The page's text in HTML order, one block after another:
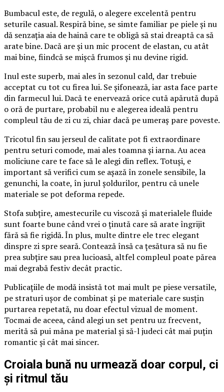
Bumbacul este, de regulă, o alegere excelentă pentru
seturile casual. Respiră bine, se simte familiar pe piele și nu
dă senzația aia de haină care te obligă să stai dreaptă ca să
arate bine. Dacă are și un mic procent de elastan, cu atât
mai bine, fiindcă se mișcă frumos și nu devine rigid.
Inul este superb, mai ales în sezonul cald, dar trebuie
acceptat cu tot cu firea lui. Se șifonează, iar asta face parte
din farmecul lui. Dacă te enervează orice cută apărută după
o oră de purtare, probabil nu e alegerea ideală pentru
compleul tău de zi cu zi, chiar dacă pe umeraș pare poveste.
Tricotul fin sau jerseul de calitate pot fi extraordinare
pentru seturi comode, mai ales toamna și iarna. Au acea
moliciune care te face să le alegi din reflex. Totuși, e
important să verifici cum se așază în zonele sensibile, la
genunchi, la coate, în jurul șoldurilor, pentru că unele
materiale se pot deforma repede.
Stofa subțire, amestecurile cu viscoză și materialele fluide
sunt foarte bune când vrei o ținută care să arate îngrijit
fără să fie rigidă. În plus, multe dintre ele trec elegant
dinspre zi spre seară. Contează însă ca țesătura să nu fie
prea subțire sau prea lucioasă, altfel compleul poate părea
mai degrabă festiv decât practic.
Publicațiile de modă insistă tot mai mult pe piese versatile,
pe straturi ușor de combinat și pe materiale care susțin
purtarea repetată, nu doar efectul vizual de moment.
Tocmai de aceea, când alegi un set pentru uz frecvent,
merită să pui mâna pe material și să-l judeci cât mai puțin
romantic și cât mai sincer.
Croiala bună nu urmează doar corpul, ci
și ritmul tău